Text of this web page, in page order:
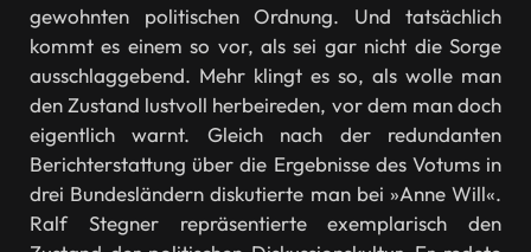
gewohnten politischen Ordnung. Und tatsächlich
kommt es einem so vor, als sei gar nicht die Sorge
ausschlaggebend. Mehr klingt es so, als wolle man
den Zustand lustvoll herbeireden, vor dem man doch
eigentlich warnt. Gleich nach der redundanten
Berichterstattung über die Ergebnisse des Votums in
drei Bundesländern diskutierte man bei »Anne Will«.
Ralf Stegner repräsentierte exemplarisch den